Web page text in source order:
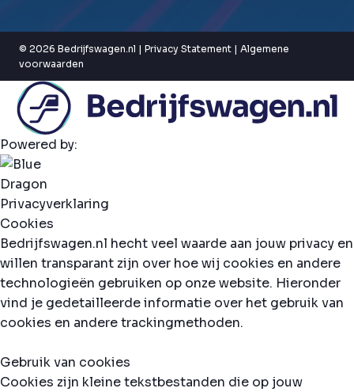
© 2026 Bedrijfswagen.nl | Privacy Statement | Algemene
voorwaarden
Powered by:
Privacyverklaring
Cookies
Bedrijfswagen.nl hecht veel waarde aan jouw privacy en
willen transparant zijn over hoe wij cookies en andere
technologieën gebruiken op onze website. Hieronder
vind je gedetailleerde informatie over het gebruik van
cookies en andere trackingmethoden.
Gebruik van cookies
Cookies zijn kleine tekstbestanden die op jouw